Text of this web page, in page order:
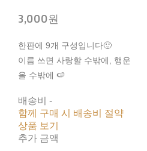
3,000원
한판에 9개 구성입니다🙂
이름 쓰면 사랑할 수밖에, 행운
올 수밖에 🍉
배송비 -
함께 구매 시 배송비 절약
상품 보기
추가 금액